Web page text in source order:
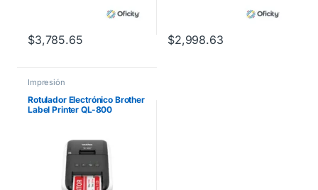
$3,785.65 $2,998.63
Impresión
Rotulador Electrónico Brother
Label Printer QL-800